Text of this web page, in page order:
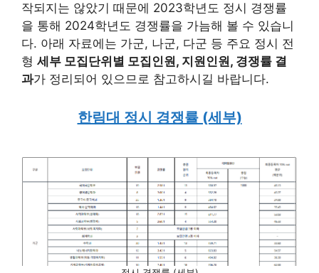
작되지는 않았기 때문에 2023학년도 정시 경쟁률
을 통해 2024학년도 경쟁률을 가늠해 볼 수 있습니
다. 아래 자료에는 가군, 나군, 다군 등 주요 정시 전
형 세부 모집단위별 모집인원, 지원인원, 경쟁률 결
과가 정리되어 있으므로 참고하시길 바랍니다.
한림대 정시 경쟁률 (세부)